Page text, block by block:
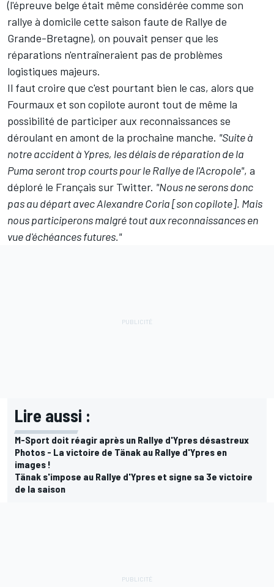
(l'épreuve belge était même considérée comme son
rallye à domicile cette saison faute de Rallye de
Grande-Bretagne), on pouvait penser que les
réparations n'entraîneraient pas de problèmes
logistiques majeurs.
Il faut croire que c'est pourtant bien le cas, alors que
Fourmaux et son copilote auront tout de même la
possibilité de participer aux reconnaissances se
déroulant en amont de la prochaine manche. "Suite à
notre accident à Ypres, les délais de réparation de la
Puma seront trop courts pour le Rallye de l'Acropole", a
déploré le Français sur Twitter. "Nous ne serons donc
pas au départ avec Alexandre Coria [son copilote]. Mais
nous participerons malgré tout aux reconnaissances en
vue d'échéances futures."
Lire aussi :
M-Sport doit réagir après un Rallye d'Ypres désastreux
Photos - La victoire de Tänak au Rallye d'Ypres en
images !
Tänak s'impose au Rallye d'Ypres et signe sa 3e victoire
de la saison